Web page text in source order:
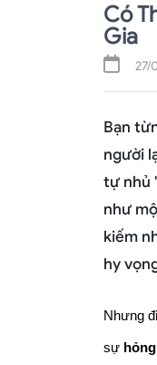
Có
Gia
27/
Bạn
người
tự nhủ
như
kiếm
hy
Nhưng
sự